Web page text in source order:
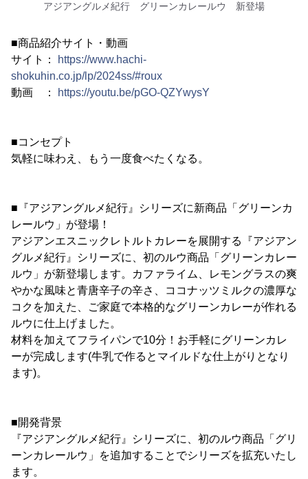
アジアングルメ紀行 グリーンカレールウ 新登場
■商品紹介サイト・動画
サイト：
https://www.hachi-
shokuhin.co.jp/lp/2024ss/#roux
動画 ：
https://youtu.be/pGO-QZYwysY
■コンセプト
気軽に味わえ、もう一度食べたくなる。
■『アジアングルメ紀行』シリーズに新商品「グリーンカ
レールウ」が登場！
アジアンエスニックレトルトカレーを展開する『アジアン
グルメ紀行』シリーズに、初のルウ商品「グリーンカレー
ルウ」が新登場します。カファライム、レモングラスの爽
やかな風味と青唐辛子の辛さ、ココナッツミルクの濃厚な
コクを加えた、ご家庭で本格的なグリーンカレーが作れる
ルウに仕上げました。
材料を加えてフライパンで10分！お手軽にグリーンカレ
ーが完成します(牛乳で作るとマイルドな仕上がりとなり
ます)。
■開発背景
『アジアングルメ紀行』シリーズに、初のルウ商品「グリ
ーンカレールウ」を追加することでシリーズを拡充いたし
ます。